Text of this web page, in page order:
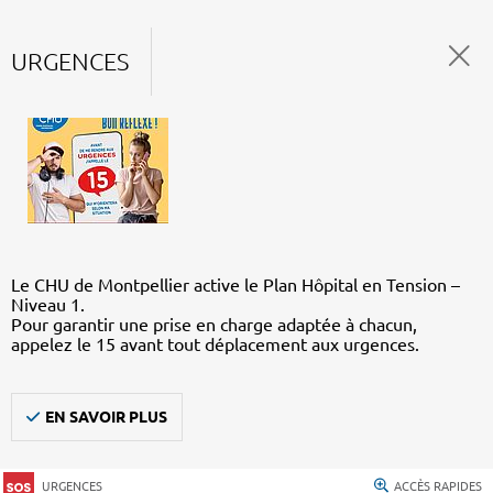
URGENCES
Le CHU de Montpellier active le Plan Hôpital en Tension –
Niveau 1.
Pour garantir une prise en charge adaptée à chacun,
appelez le 15 avant tout déplacement aux urgences.
EN SAVOIR PLUS
URGENCES ACCÈS RAPIDES